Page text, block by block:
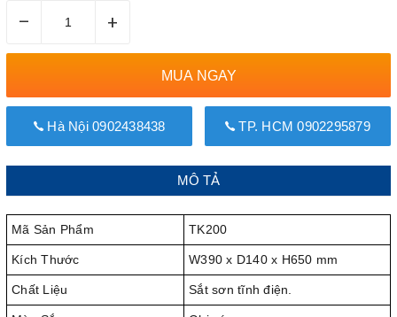
– +
MUA NGAY
Hà Nội 0902438438 TP. HCM 0902295879
MÔ TẢ
Mã Sản Phẩm TK200
Kích Thước W390 x D140 x H650 mm
Chất Liệu Sắt sơn tĩnh điện.